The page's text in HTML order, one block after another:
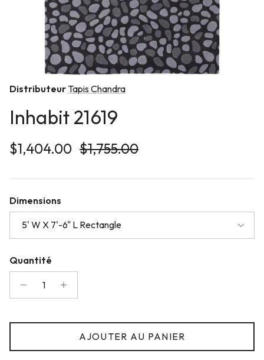
Distributeur Tapis Chandra
Inhabit 21619
Prix soldé
$1,404.00 Prix habituel
$1,755.00
Dimensions
5' W X 7'-6" L Rectangle
Quantité
AJOUTER AU PANIER